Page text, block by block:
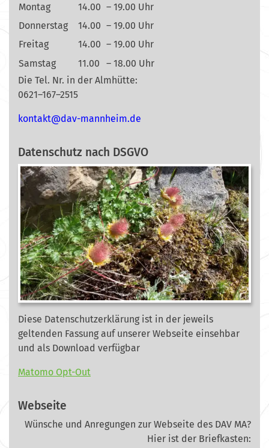
Montag 14.00 – 19.00 Uhr
Donnerstag
14.00 – 19.00 Uhr
Freitag
14.00 – 19.00 Uhr
Samstag
11.00
– 18.00 Uhr
Die Tel. Nr. in der Almhütte:
0621–167–2515
ed.mi
ehnna
m-vad
@tkat
nok
Datenschutz nach DSGVO
Diese Datenschutzerklärung ist in der jeweils
geltenden Fassung auf unserer Webseite einsehbar
und als Download verfügbar
Matomo Opt-Out
Webseite
Wünsche und Anregungen zur Webseite des DAV MA?
Hier ist der Briefkasten: